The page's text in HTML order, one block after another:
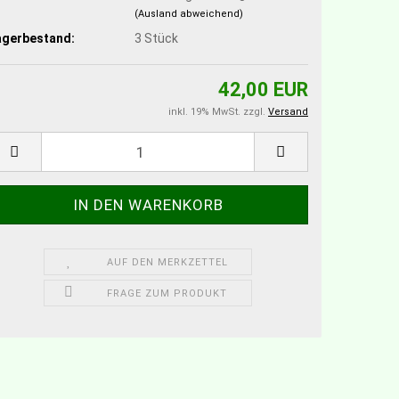
(Ausland abweichend)
3 Stück
42,00 EUR
inkl. 19% MwSt. zzgl. Versand
AUF DEN MERKZETTEL
FRAGE ZUM PRODUKT